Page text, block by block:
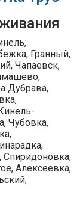
Гранный,
Чапаевск,
Дубрава,
Чубовка,
Спиридоновка,
Алексеевка,